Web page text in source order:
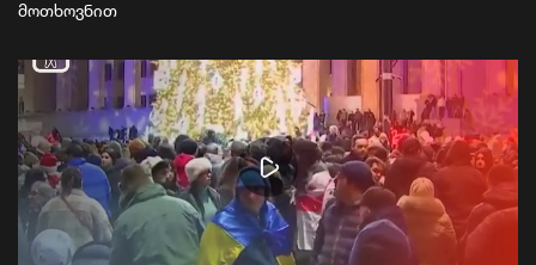
მოთხოვნით